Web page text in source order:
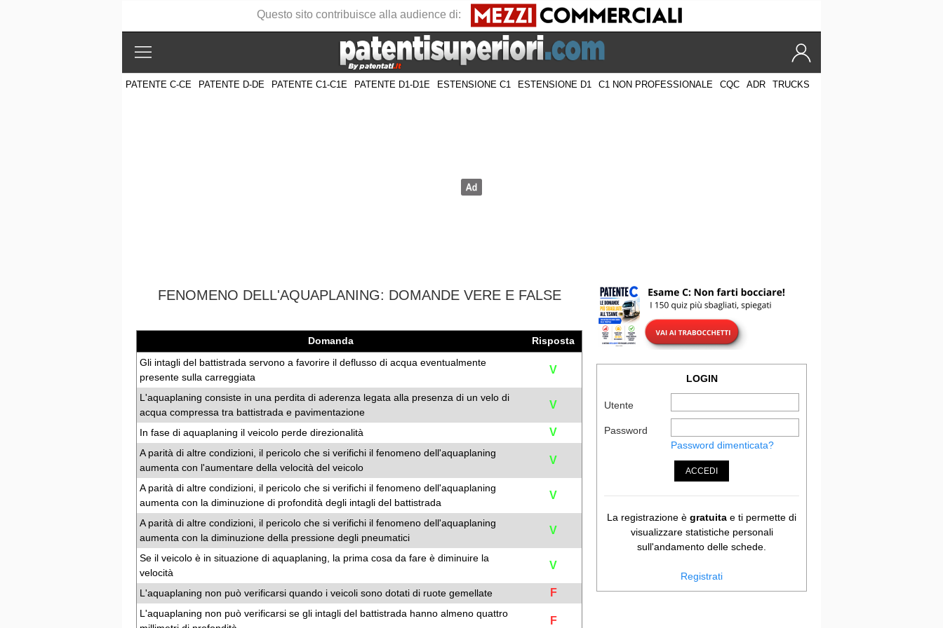
PATENTE C-CE PATENTE D-DE PATENTE C1-C1E PATENTE D1-D1E ESTENSIONE C1 ESTENSIONE D1 C1 NON PROFESSIONALE CQC ADR TRUCKS
FENOMENO DELL'AQUAPLANING: DOMANDE VERE E FALSE
Domanda
Risposta
Gli intagli del battistrada servono a favorire il deflusso di acqua eventualmente
presente sulla carreggiata
V
L'aquaplaning consiste in una perdita di aderenza legata alla presenza di un velo di
acqua compressa tra battistrada e pavimentazione
V
In fase di aquaplaning il veicolo perde direzionalità V
A parità di altre condizioni, il pericolo che si verifichi il fenomeno dell'aquaplaning
aumenta con l'aumentare della velocità del veicolo
V
A parità di altre condizioni, il pericolo che si verifichi il fenomeno dell'aquaplaning
aumenta con la diminuzione di profondità degli intagli del battistrada
V
A parità di altre condizioni, il pericolo che si verifichi il fenomeno dell'aquaplaning
aumenta con la diminuzione della pressione degli pneumatici
V
Se il veicolo è in situazione di aquaplaning, la prima cosa da fare è diminuire la
velocità
V
L'aquaplaning non può verificarsi quando i veicoli sono dotati di ruote gemellate F
L'aquaplaning non può verificarsi se gli intagli del battistrada hanno almeno quattro
F
LOGIN
Utente
Password
Password dimenticata?
ACCEDI
La registrazione è gratuita e ti permette di
visualizzare statistiche personali
sull'andamento delle schede.
Registrati
Questo sito contribuisce alla audience di: